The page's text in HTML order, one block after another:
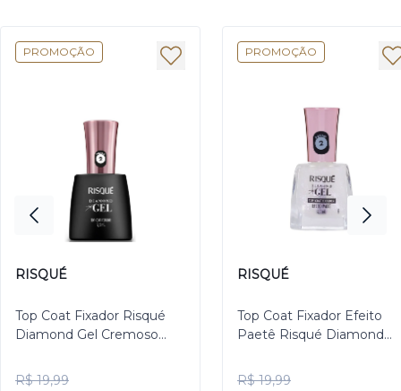
PROMOÇÃO
RISQUÉ
Top Coat Fixador Risqué
Diamond Gel Cremoso
R$ 19,99
PROMOÇÃO
RISQUÉ
Top Coat Fixador Efeito
Paetê Risqué Diamond
R$ 19,99